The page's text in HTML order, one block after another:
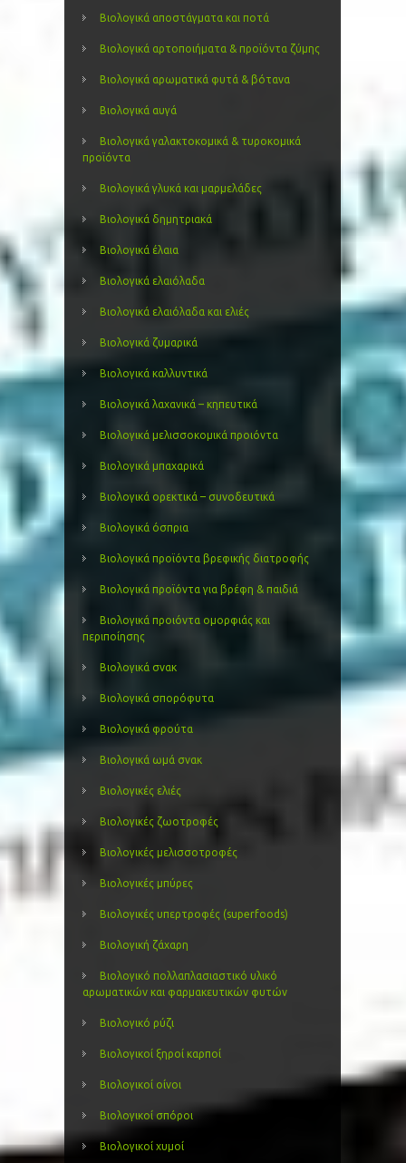
Βιολογικά αποστάγματα και ποτά
Βιολογικά αρτοποιήματα & προϊόντα ζύμης
Βιολογικά αρωματικά φυτά & βότανα
Βιολογικά αυγά
Βιολογικά γαλακτοκομικά & τυροκομικά
προϊόντα
Βιολογικά γλυκά και μαρμελάδες
Βιολογικά δημητριακά
Βιολογικά έλαια
Βιολογικά ελαιόλαδα
Βιολογικά ελαιόλαδα και ελιές
Βιολογικά ζυμαρικά
Βιολογικά καλλυντικά
Βιολογικά λαχανικά – κηπευτικά
Βιολογικά μελισσοκομικά προιόντα
Βιολογικά μπαχαρικά
Βιολογικά ορεκτικά – συνοδευτικά
Βιολογικά όσπρια
Βιολογικά προϊόντα βρεφικής διατροφής
Βιολογικά προϊόντα για βρέφη & παιδιά
Βιολογικά προιόντα ομορφιάς και
περιποίησης
Βιολογικά σνακ
Βιολογικά σπορόφυτα
Βιολογικά φρούτα
Βιολογικά ωμά σνακ
Βιολογικές ελιές
Βιολογικές ζωοτροφές
Βιολογικές μελισσοτροφές
Βιολογικές μπύρες
Βιολογικές υπερτροφές (superfoods)
Βιολογική ζάχαρη
Βιολογικό πολλαπλασιαστικό υλικό
αρωματικών και φαρμακευτικών φυτών
Βιολογικό ρύζι
Βιολογικοί ξηροί καρποί
Βιολογικοί οίνοι
Βιολογικοί σπόροι
Βιολογικοί χυμοί